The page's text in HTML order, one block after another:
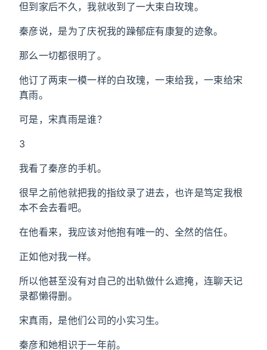
但到家后不久，我就收到了一大束白玫瑰。
秦彦说，是为了庆祝我的躁郁症有康复的迹象。
那么一切都很明了。
他订了两束一模一样的白玫瑰，一束给我，一束给宋
真雨。
可是，宋真雨是谁？
3
我看了秦彦的手机。
很早之前他就把我的指纹录了进去，也许是笃定我根
本不会去看吧。
在他看来，我应该对他抱有唯一的、全然的信任。
正如他对我一样。
所以他甚至没有对自己的出轨做什么遮掩，连聊天记
录都懒得删。
宋真雨，是他们公司的小实习生。
秦彦和她相识于一年前。